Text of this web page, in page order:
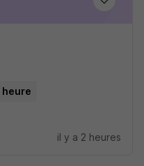
heure
il y a 2 heures